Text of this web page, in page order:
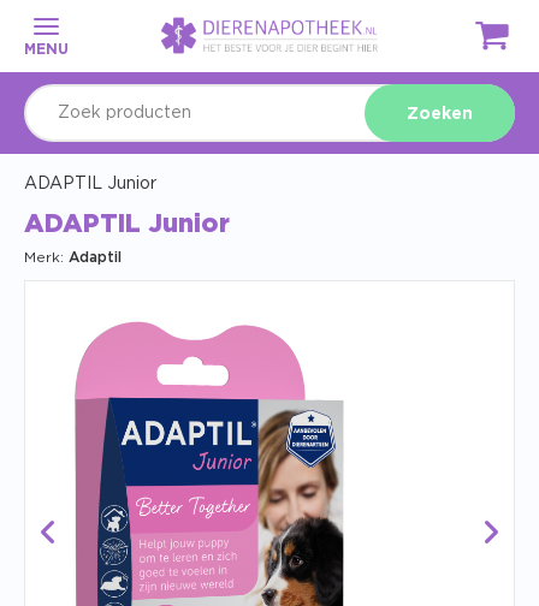
MENU
Zoeken
ADAPTIL Junior
ADAPTIL Junior
Merk: Adaptil